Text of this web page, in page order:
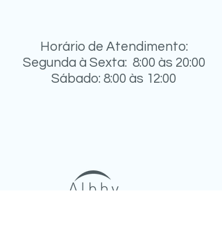
Horário de Atendimento:
Segunda à Sexta: 8:00 às 20:00
Sábado: 8:00 às 12:00